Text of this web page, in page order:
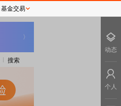
搜索
基金交易
动态
个人